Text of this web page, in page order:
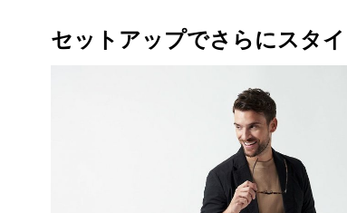
セットアップでさらにスタ